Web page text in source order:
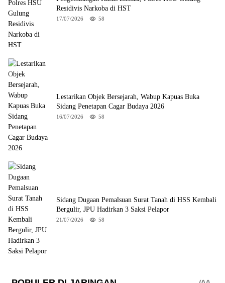
Residivis Narkoba di HST
17/07/2026 58
Lestarikan Objek Bersejarah, Wabup Kapuas Buka
Sidang Penetapan Cagar Budaya 2026
16/07/2026 58
Sidang Dugaan Pemalsuan Surat Tanah di HSS Kembali
Bergulir, JPU Hadirkan 3 Saksi Pelapor
21/07/2026 58